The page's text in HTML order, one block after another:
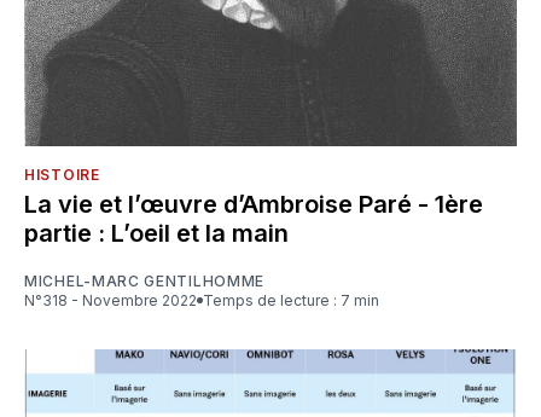
HISTOIRE
La vie et l’œuvre d’Ambroise Paré - 1ère
partie : L’oeil et la main
MICHEL-MARC GENTILHOMME
N°318 - Novembre 2022
Temps de lecture : 7 min